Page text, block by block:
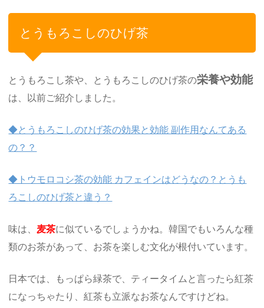
とうもろこしのひげ茶
とうもろこし茶や、とうもろこしのひげ茶の栄養や効能
は、以前ご紹介しました。
◆とうもろこしのひげ茶の効果と効能 副作用なんてある
の？？
◆トウモロコシ茶の効能 カフェインはどうなの？とうも
ろこしのひげ茶と違う？
味は、 麦茶に似ているでしょうかね。韓国でもいろんな種
類のお茶があって、お茶を楽しむ文化が根付いています。
日本では、もっぱら緑茶で、ティータイムと言ったら紅茶
になっちゃたり、紅茶も立派なお茶なんですけどね。